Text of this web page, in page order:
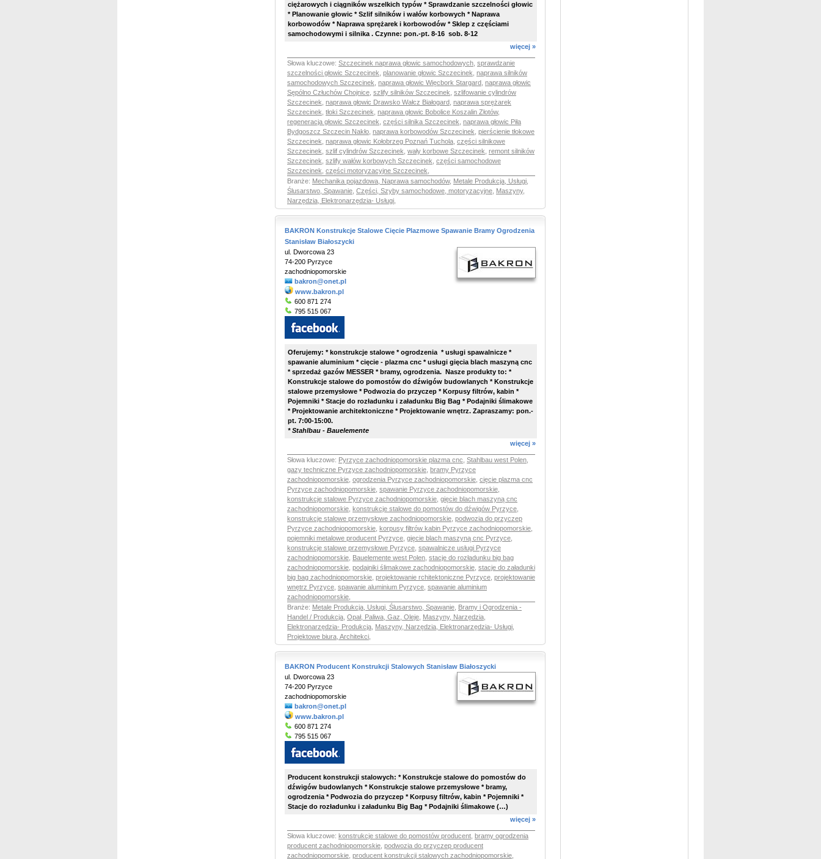
ciężarowych i ciągników wszelkich typów * Sprawdzanie szczelności głowic
* Planowanie głowic * Szlif silników i wałów korbowych * Naprawa
korbowodów * Naprawa sprężarek i korbowodów * Sklep z częściami
samochodowymi i silnika . Czynne: pon.-pt. 8-16 sob. 8-12
więcej »
Słowa kluczowe: Szczecinek naprawa głowic samochodowych sprawdzanie
szczelności głowic Szczecinek planowanie głowic Szczecinek naprawa silników
samochodowych Szczecinek naprawa głowic Więcbork Stargard naprawa głowic
Sępólno Człuchów Chojnice szlify silników Szczecinek szlifowanie cylindrów
Szczecinek naprawa głowic Drawsko Wałcz Białogard naprawa sprężarek
Szczecinek tłoki Szczecinek naprawa głowic Bobolice Koszalin Złotów,
regeneracja głowic Szczecinek części silnika Szczecinek naprawa głowic Piła
Bydgoszcz Szczecin Nakło naprawa korbowodów Szczecinek pierścienie tłokowe
Szczecinek naprawa głowic Kołobrzeg Poznań Tuchola części silnikowe
Szczecinek szlif cylindrów Szczecinek wały korbowe Szczecinek remont silników
Szczecinek szlify wałów korbowych Szczecinek części samochodowe
Szczecinek części motoryzacyjne Szczecinek
Branże: Mechanika pojazdowa, Naprawa samochodów, Metale Produkcja, Usługi,
Ślusarstwo, Spawanie Części, Szyby samochodowe, motoryzacyjne Maszyny,
Narzędzia, Elektronarzędzia- Usługi
BAKRON Konstrukcje Stalowe Cięcie Plazmowe Spawanie Bramy Ogrodzenia
Stanisław Białoszycki
ul. Dworcowa 23
74-200 Pyrzyce
zachodniopomorskie
bakron@onet.pl
www.bakron.pl
600 871 274
795 515 067
Oferujemy: * konstrukcje stalowe * ogrodzenia * usługi spawalnicze *
spawanie aluminium * cięcie - plazma cnc * usługi gięcia blach maszyną cnc
* sprzedaż gazów MESSER * bramy, ogrodzenia. Nasze produkty to: *
Konstrukcje stalowe do pomostów do dźwigów budowlanych * Konstrukcje
stalowe przemysłowe * Podwozia do przyczep * Korpusy filtrów, kabin *
Pojemniki * Stacje do rozładunku i załadunku Big Bag * Podajniki ślimakowe
* Projektowanie architektoniczne * Projektowanie wnętrz. Zapraszamy: pon.-
pt. 7:00-15:00.
* Stahlbau - Bauelemente
więcej »
Słowa kluczowe: Pyrzyce zachodniopomorskie plazma cnc Stahlbau west Polen
gazy techniczne Pyrzyce zachodniopomorskie bramy Pyrzyce
zachodniopomorskie ogrodzenia Pyrzyce zachodniopomorskie cięcie plazma cnc
Pyrzyce zachodniopomorskie spawanie Pyrzyce zachodniopomorskie
konstrukcje stalowe Pyrzyce zachodniopomorskie gięcie blach maszyną cnc
zachodniopomorskie konstrukcje stalowe do pomostów do dźwigów Pyrzyce
konstrukcje stalowe przemysłowe zachodniopomorskie podwozia do przyczep
Pyrzyce zachodniopomorskie korpusy filtrów kabin Pyrzyce zachodniopomorskie
pojemniki metalowe producent Pyrzyce gięcie blach maszyną cnc Pyrzyce
konstrukcje stalowe przemysłowe Pyrzyce spawalnicze usługi Pyrzyce
zachodniopomorskie Bauelemente west Polen stacje do rozładunku big bag
zachodniopomorskie podajniki ślimakowe zachodniopomorskie stacje do załadunki
big bag zachodniopomorskie projektowanie rchitektoniczne Pyrzyce projektowanie
wnętrz Pyrzyce spawanie aluminium Pyrzyce spawanie aluminium
zachodniopomorskie
Branże: Metale Produkcja, Usługi, Ślusarstwo, Spawanie Bramy i Ogrodzenia -
Handel / Produkcja Opał, Paliwa, Gaz, Oleje Maszyny, Narzędzia,
Elektronarzędzia- Produkcja Maszyny, Narzędzia, Elektronarzędzia- Usługi
Projektowe biura, Architekci
BAKRON Producent Konstrukcji Stalowych Stanisław Białoszycki
ul. Dworcowa 23
74-200 Pyrzyce
zachodniopomorskie
bakron@onet.pl
www.bakron.pl
600 871 274
795 515 067
Producent konstrukcji stalowych: * Konstrukcje stalowe do pomostów do
dźwigów budowlanych * Konstrukcje stalowe przemysłowe * bramy,
ogrodzenia * Podwozia do przyczep * Korpusy filtrów, kabin * Pojemniki *
Stacje do rozładunku i załadunku Big Bag * Podajniki ślimakowe (…)
więcej »
Słowa kluczowe: konstrukcje stalowe do pomostów producent bramy ogrodzenia
producent zachodniopomorskie podwozia do przyczep producent
zachodniopomorskie producent konstrukcji stalowych zachodniopomorskie